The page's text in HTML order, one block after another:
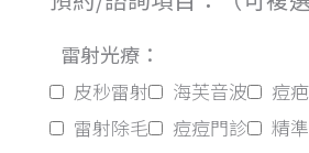
雷射光療：
皮秒雷射 海芙音波
痘
雷射除毛
痘痘門診 精